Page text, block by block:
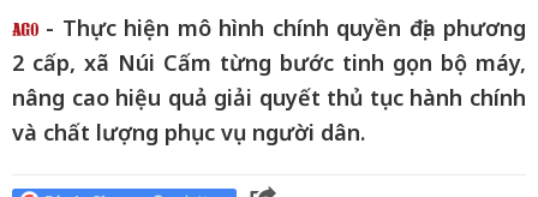
- Thực hiện mô hình chính quyền địa phương
2 cấp, xã Núi Cấm từng bước tinh gọn bộ máy,
nâng cao hiệu quả giải quyết thủ tục hành chính
và chất lượng phục vụ người dân.